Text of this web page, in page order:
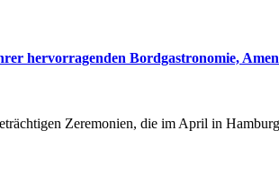
hervorragenden Bordgastronomie,
Zeremonien, die im April in